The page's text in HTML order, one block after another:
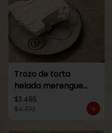
Trozo de torta
helada merengue
lucuma
$3.485
$4.100